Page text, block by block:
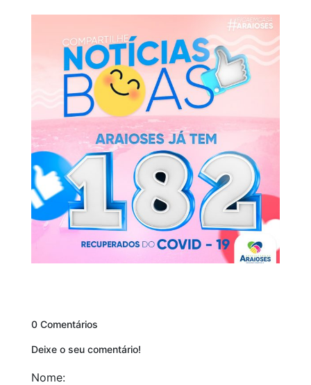
0 Comentários
Deixe o seu comentário!
Nome: